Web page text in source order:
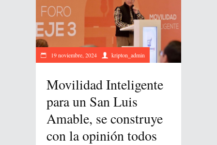
19 noviembre, 2024 kripton_admin
Movilidad Inteligente
para un San Luis
Amable, se construye
con la opinión todos